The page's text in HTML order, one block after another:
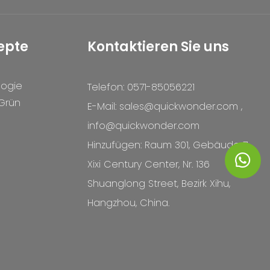
Kontaktieren Sie uns
Telefon: 0571-85056221
E-Mail: sales@quickwonder.com ,
info@quickwonder.com
Hinzufügen: Raum 301, Gebäude 7,
Xixi Century Center, Nr. 136
Shuanglong Street, Bezirk Xihu,
Hangzhou, China.